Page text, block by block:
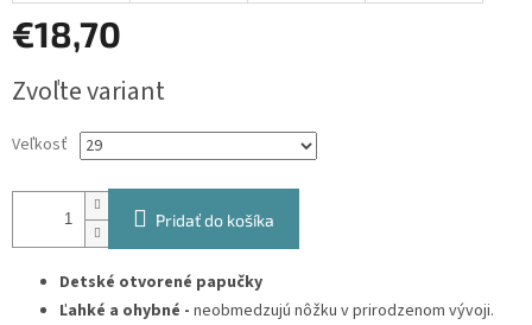
€18,70
cena:
Zvoľte variant
Veľkosť
Pridať do košíka
Detské otvorené papučky
Ľahké a ohybné - neobmedzujú nôžku v prirodzenom vývoji.